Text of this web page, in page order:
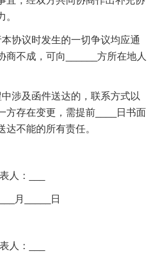
协议时发生的一切争议均应通
商不成，可向______方所在地人
涉及函件送达的，联系方式以
方存在变更，需提前____日书面
不能的所有责任。
人：___
月_____日
人：___